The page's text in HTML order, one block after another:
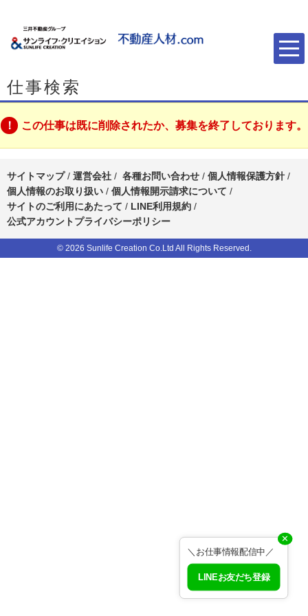
仕事検索
この仕事は既に削除されたか、募集を終了しております。
サイトマップ/ 運営会社 / 各種お問い合わせ / 個人情報保護方針 /
個人情報のお取り扱い / 個人情報開示請求について /
サイトのご利用にあたって / LINE利用規約 /
公式アカウントプライバシーポリシー
✕
＼お仕事情報配信中／
LINEお友だち登録
© 2026 Sunlife Creation Co.Ltd All Rights Reserved.